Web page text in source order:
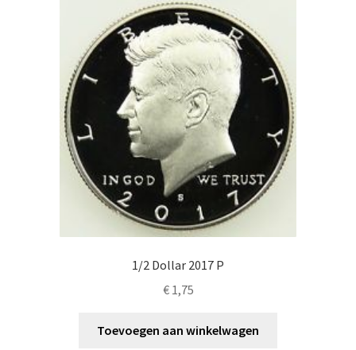
1/2 Dollar 2017 P
€1,75
Toevoegen aan winkelwagen